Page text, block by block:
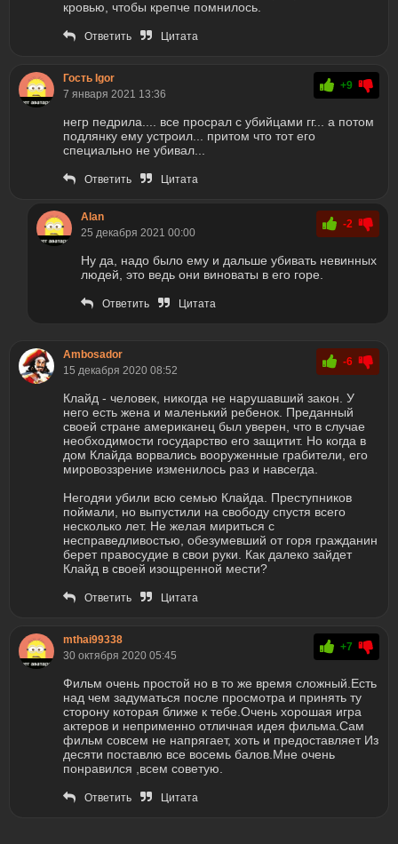
кровью, чтобы крепче помнилось.
Ответить Цитата
Гость Igor
7 января 2021 13:36
+9
негр педрила.... все просрал с убийцами гг... а потом
подлянку ему устроил... притом что тот его
специально не убивал...
Ответить Цитата
Alan
25 декабря 2021 00:00
-2
Ну да, надо было ему и дальше убивать невинных
людей, это ведь они виноваты в его горе.
Ответить Цитата
Ambosador
15 декабря 2020 08:52
-6
Клайд - человек, никогда не нарушавший закон. У
него есть жена и маленький ребенок. Преданный
своей стране американец был уверен, что в случае
необходимости государство его защитит. Но когда в
дом Клайда ворвались вооруженные грабители, его
мировоззрение изменилось раз и навсегда.
Негодяи убили всю семью Клайда. Преступников
поймали, но выпустили на свободу спустя всего
несколько лет. Не желая мириться с
несправедливостью, обезумевший от горя гражданин
берет правосудие в свои руки. Как далеко зайдет
Клайд в своей изощренной мести?
Ответить Цитата
mthai99338
30 октября 2020 05:45
+7
Фильм очень простой но в то же время сложный.Есть
над чем задуматься после просмотра и принять ту
сторону которая ближе к тебе.Очень хорошая игра
актеров и неприменно отличная идея фильма.Сам
фильм совсем не напрягает, хоть и предоставляет Из
десяти поставлю все восемь балов.Мне очень
понравился ,всем советую.
Ответить Цитата